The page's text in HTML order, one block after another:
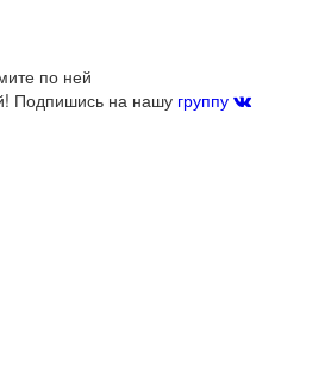
по ней
Подпишись на нашу группу